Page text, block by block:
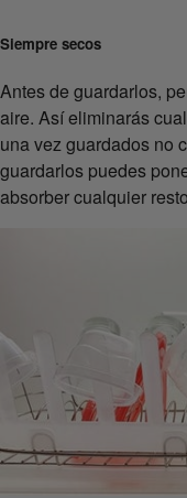
Siempre secos
Antes de guardarlos,
aire. Así eliminarás
una vez guardados no
guardarlos puedes
absorber cualquier